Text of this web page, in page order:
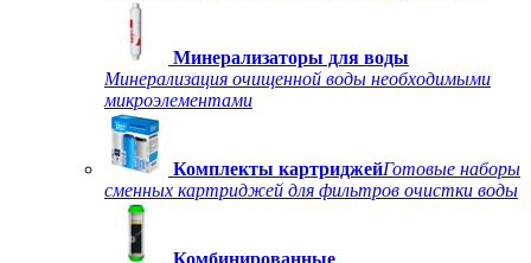
Минерализаторы для воды
Минерализация очищенной воды необходимыми
микроэлементами
Комплекты картриджейГотовые наборы
сменных картриджей для фильтров очистки воды
Комбинированные